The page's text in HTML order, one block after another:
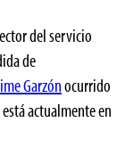
del servicio
de
Garzónocurrido
actualmente en